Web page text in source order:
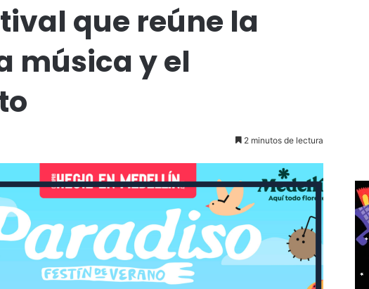
que reúne la
música y el
2 minutos de lectura